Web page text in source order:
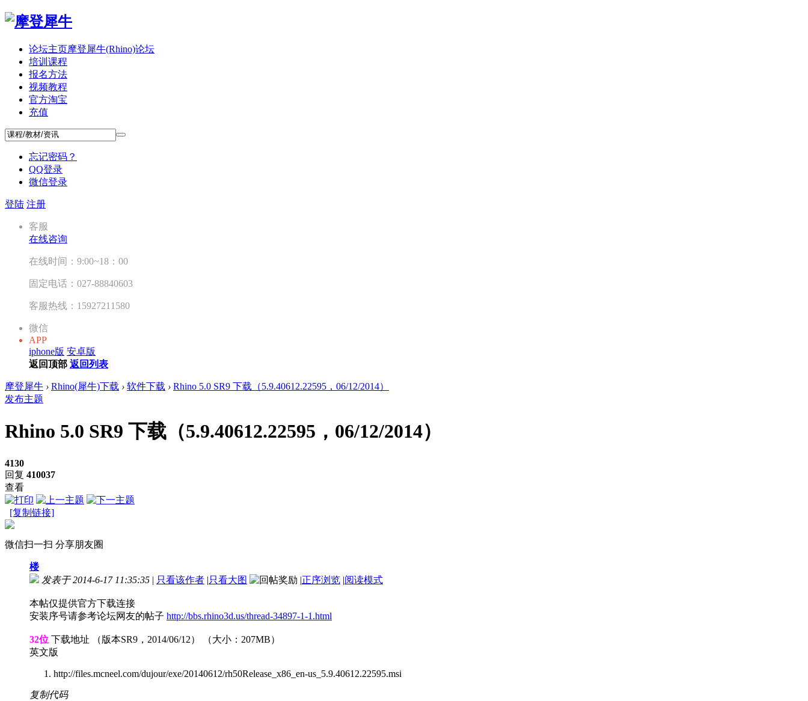
论坛主页摩登犀牛(Rhino)论坛
培训课程
报名方法
视频教程
官方淘宝
充值
忘记密码？
QQ登录
微信登录
登陆 注册
客服
在线咨询
在线时间：9:00~18：00
固定电话：027-88840603
客服热线：15927211580
微信
APP
iphone版 安卓版
返回顶部 返回列表
摩登犀牛 › Rhino(犀牛)下载 › 软件下载 › Rhino 5.0 SR9 下载（5.9.40612.22595，06/12/2014）
发布主题
Rhino 5.0 SR9 下载（5.9.40612.22595，06/12/2014）
4130
回复 410037
查看
[复制链接]
微信扫一扫 分享朋友圈
楼
发表于 2014-6-17 11:35:35 | 只看该作者 |只看大图 |正序浏览 |阅读模式
本帖仅提供官方下载连接
安装序号请参考论坛网友的帖子 http://bbs.rhino3d.us/thread-34897-1-1.html
32位 下载地址 （版本SR9，2014/06/12） （大小：207MB）
英文版
http://files.mcneel.com/dujour/exe/20140612/rh50Release_x86_en-us_5.9.40612.22595.msi
复制代码